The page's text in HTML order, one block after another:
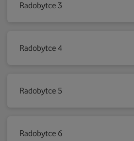
Radobytce 3
Radobytce 4
Radobytce 5
Radobytce 6